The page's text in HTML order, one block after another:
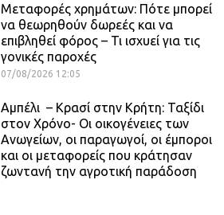
Μεταφορές χρημάτων: Πότε μπορεί
να θεωρηθούν δωρεές και να
επιβληθεί φόρος – Τι ισχυεί για τις
γονικές παροχές
07/08/2026 12:05
Αμπέλι – Κρασί στην Κρήτη: Ταξίδι
στον Χρόνο- Οι οικογένειες των
Ανωγείων, οι παραγωγοί, οι έμποροι
και οι μεταφορείς που κράτησαν
ζωντανή την αγροτική παράδοση